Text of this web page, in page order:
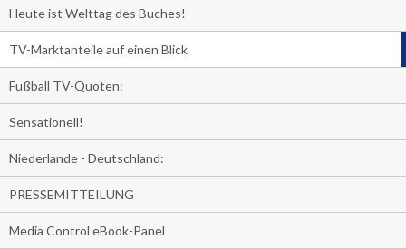
Heute ist Welttag des Buches!
TV-Marktanteile auf einen Blick
Fußball TV-Quoten:
Sensationell!
Niederlande - Deutschland:
PRESSEMITTEILUNG
Media Control eBook-Panel